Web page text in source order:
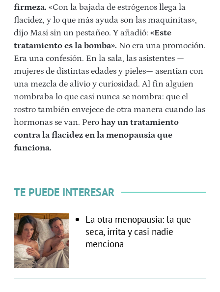
firmeza. «Con la bajada de estrógenos llega la
flacidez, y lo que más ayuda son las maquinitas»,
dijo Masi sin un pestañeo. Y añadió: «Este
tratamiento es la bomba». No era una promoción.
Era una confesión. En la sala, las asistentes —
mujeres de distintas edades y pieles— asentían con
una mezcla de alivio y curiosidad. Al fin alguien
nombraba lo que casi nunca se nombra: que el
rostro también envejece de otra manera cuando las
hormonas se van. Pero hay un tratamiento
contra la flacidez en la menopausia que
funciona.
TE PUEDE INTERESAR
La otra menopausia: la que
seca, irrita y casi nadie
menciona